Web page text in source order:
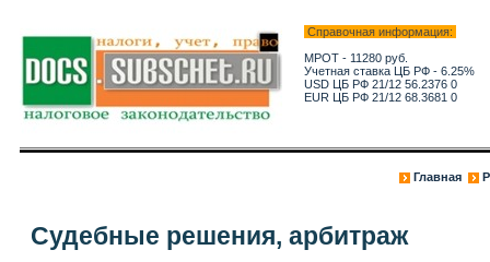
Справочная информация:
МРОТ - 11280 руб.
Учетная ставка ЦБ РФ - 6.25%
USD ЦБ РФ 21/12 56.2376 0
EUR ЦБ РФ 21/12 68.3681 0
Главная
Судебные решения, арбитраж